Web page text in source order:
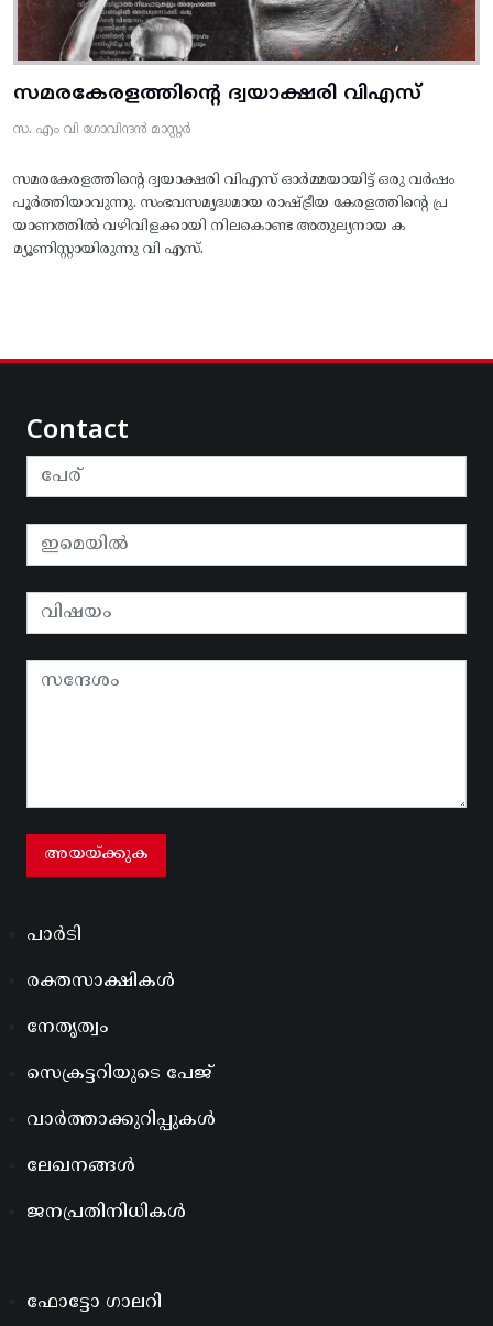
സമരകേരളത്തിൻ്റെ ദ്വയാക്ഷരി വിഎസ്
സ. എം വി ഗോവിന്ദൻ മാസ്റ്റർ
സമരകേരളത്തിൻ്റെ ദ്വയാക്ഷരി വിഎസ് ഓർമ്മയായിട്ട് ഒരു വർഷം
പൂർത്തിയാവുന്നു. സംഭവസമൃദ്ധമായ രാഷ്ട്രീയ കേരളത്തിന്റെ പ്ര
യാണത്തിൽ വഴിവിളക്കായി നിലകൊണ്ട അതുല്യനായ ക
മ്യൂണിസ്റ്റായിരുന്നു വി എസ്.
Contact
പാർടി
രക്തസാക്ഷികൾ
നേതൃത്വം
സെക്രട്ടറിയുടെ പേജ്
വാർത്താക്കുറിപ്പുകൾ
ലേഖനങ്ങൾ
ജനപ്രതിനിധികൾ
ഫോട്ടോ ഗാലറി